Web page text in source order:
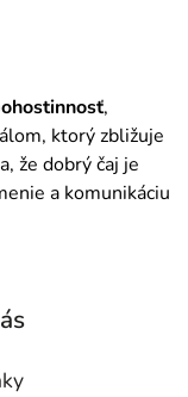
,
ktorý zbližuje
že dobrý čaj je
a komunikáciu